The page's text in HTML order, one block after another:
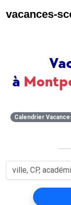
vacances-
à
Calendrier